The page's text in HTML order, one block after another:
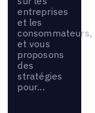
entreprises
et les
consommateurs,
et vous
proposons
des
stratégies
pour...